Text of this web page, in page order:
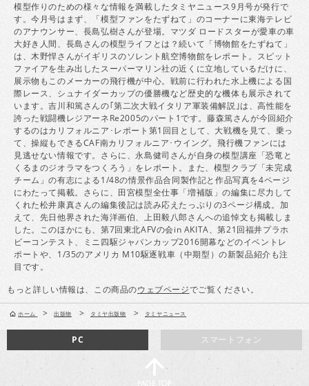
模型作りのための様々な情報を満載したタミヤニュース9月号が発行で
す。今月号はまず、「模型ファンをたずねて」のコーナーに東海テレビ
のアナウンサー、長島弘樹さんが登場。マツダ ロードスターが愛車の車
大好き人間、長島さんの模型ライフとは？続いて「博物館をたずねて」
は、木野悍さんがイギリスのソレント航空博物館をレポート。スピット
ファイアを生み出したスーパーマリン社の近くに立地しているだけに、
展示物もこのメーカーの飛行機が中心。戦前に行われた水上機による国
際レース、シュナイダーカップの優勝機など歴史的な機体も展示されて
います。吉川和篤さんの｢第二次大戦イタリア軍装備解説｣は、高性能を
誇った戦闘機レジアーネRe2005のパート1です。藤森篤さんが今回紹介
するのはカリフォルニア･レポート第1回目として、大戦機を見て、乗っ
て、操縦もできるCAF南カリフォルニア･ウイング。飛行機ファンには
見逃せない情報です。さらに、永島健司さんが自身の模型講座「恐竜と
くるまのジオラマをつくろう」をレポート。また、模型クラブ「未完成
チーム」の有志による1/48の情景作品合同製作記と作品写真を4ページ
にわたって掲載。さらに、田宮模型全仕事「増補版」の編集に尽力して
くれた松井康真さんの編集後記は読み応えたっぷりの3ページ構成。加
えて、先日他界された海洋画伯、上田毅八郎さんへの追悼文も掲載しま
した。このほかにも、第7回東北AFVの会in AKITA、第21回福井プラホ
ビーコンテスト、ミニ四駆ジャパンカップ2016開幕などのイベントレ
ポートや、1/35のアメリカ M10駆逐戦車（中期型）の新製品紹介も注
目です。
もっと詳しい情報は、この商品のウェブページでご覧ください。
ホーム > 出版物 > タミヤ出版物 > タミヤニュース
スマートフォン
PC